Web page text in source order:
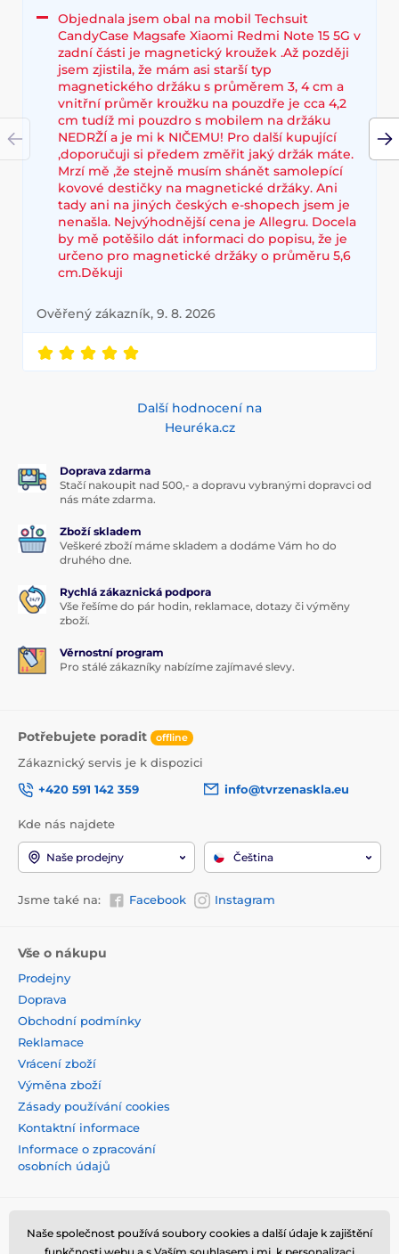
Objednala jsem obal na mobil Techsuit
CandyCase Magsafe Xiaomi Redmi Note 15 5G v
zadní části je magnetický kroužek .Až později
jsem zjistila, že mám asi starší typ
magnetického držáku s průměrem 3, 4 cm a
vnitřní průměr kroužku na pouzdře je cca 4,2
cm tudíž mi pouzdro s mobilem na držáku
NEDRŽÍ a je mi k NIČEMU! Pro další kupující
,doporučuji si předem změřit jaký držák máte.
Mrzí mě ,že stejně musím shánět samolepící
kovové destičky na magnetické držáky. Ani
tady ani na jiných českých e-shopech jsem je
nenašla. Nejvýhodnější cena je Allegru. Docela
by mě potěšilo dát informaci do popisu, že je
určeno pro magnetické držáky o průměru 5,6
cm.Děkuji
Ověřený zákazník, 9. 8. 2026
Další hodnocení na
Heuréka.cz
Doprava zdarma
Stačí nakoupit nad 500,- a dopravu vybranými dopravci od
nás máte zdarma.
Zboží skladem
Veškeré zboží máme skladem a dodáme Vám ho do
druhého dne.
Rychlá zákaznická podpora
Vše řešíme do pár hodin, reklamace, dotazy či výměny
zboží.
Věrnostní program
Pro stálé zákazníky nabízíme zajímavé slevy.
Potřebujete poradit offline
Zákaznický servis je k dispozici
+420 591 142 359
info@tvrzenaskla.eu
Kde nás najdete
Naše prodejny Čeština
Jsme také na: Facebook Instagram
Vše o nákupu
Prodejny
Doprava
Obchodní podmínky
Reklamace
Vrácení zboží
Výměna zboží
Zásady používání cookies
Kontaktní informace
Informace o zpracování
osobních údajů
Naše společnost používá soubory cookies a další údaje k zajištění